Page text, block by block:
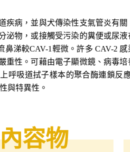
疾病，並與犬傳染性支氣管炎有關
泌物，或接觸受污染的糞便或尿液
鼻涕較CAV-1輕微。許多 CAV-2 感
重性。可藉由電子顯微鏡、病毒培
呼吸道拭子樣本的聚合酶連鎖反
與特異性。
容物